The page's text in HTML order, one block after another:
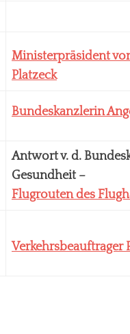
Ministerpräsident
Platzeck
Bundeskanzlerin
Antwortv. d.
Gesundheit –
Flugrouten des
Verkehrsbeauftrager